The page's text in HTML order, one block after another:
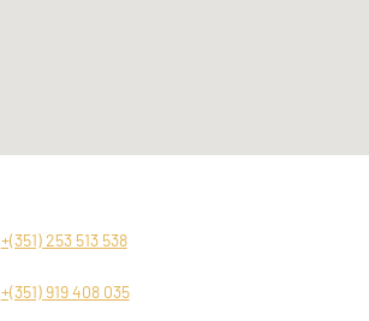
+(351) 253 513 538
+(351) 919 408 035